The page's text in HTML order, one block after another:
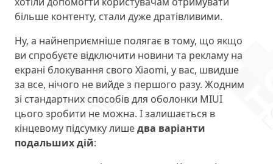
більше контенту, стали дуже дратівливими.
Ну, а найнеприємніше полягає в тому, що якщо
ви спробуєте відключити новини та рекламу на
екрані блокування свого Xiaomi, у вас, швидше
за все, нічого не вийде з першого разу. Жодним
зі стандартних способів для оболонки MIUI
цього зробити не можна. І залишається в
кінцевому підсумку лишедва варіанти
подальших дій: